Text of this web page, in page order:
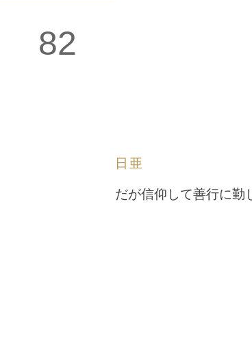
82
日亜
だが信仰して善行に勤